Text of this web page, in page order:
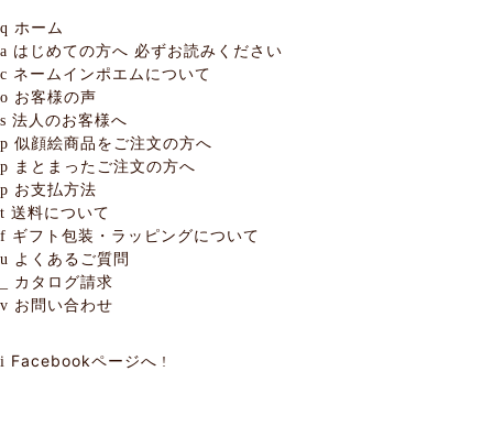
q ホーム
a はじめての方へ 必ずお読みください
c ネームインポエムについて
o お客様の声
s 法人のお客様へ
p 似顔絵商品をご注文の方へ
p まとまったご注文の方へ
p お支払方法
t 送料について
f ギフト包装・ラッピングについて
u よくあるご質問
カタログ請求
v お問い合わせ
i Facebookページへ !